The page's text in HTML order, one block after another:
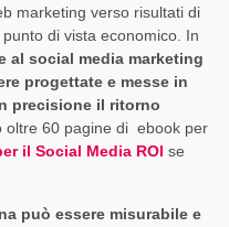
marketing verso risultati di
di vista economico. In
al social media marketing
progettate e messe in
precisione il ritorno
oltre 60 pagine di ebook per
il Social Media ROI se
può essere misurabile e